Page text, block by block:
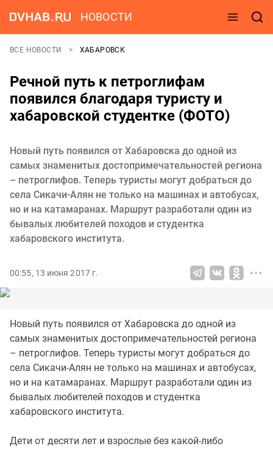
НОВОСТИ
ВСЕ НОВОСТИ ХАБАРОВСК
Речной путь к петроглифам
появился благодаря туристу и
хабаровской студентке (ФОТО)
Новый путь появился от Хабаровска до одной из
самых знаменитых достопримечательностей региона
– петроглифов. Теперь туристы могут добраться до
села Сикачи-Алян не только на машинах и автобусах,
но и на катамаранах. Маршрут разработали один из
бывалых любителей походов и студентка
хабаровского института.
00:55, 13 июня 2017 г.
Новый путь появился от Хабаровска до одной из
самых знаменитых достопримечательностей региона
– петроглифов. Теперь туристы могут добраться до
села Сикачи-Алян не только на машинах и автобусах,
но и на катамаранах. Маршрут разработали один из
бывалых любителей походов и студентка
хабаровского института.
Дети от десяти лет и взрослые без какой-либо